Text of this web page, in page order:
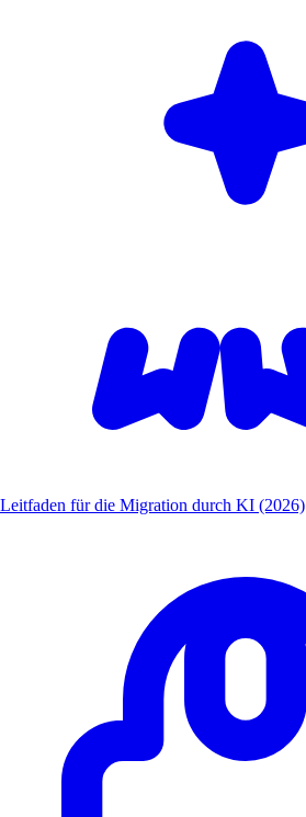
Leitfaden für die Migration durch KI (2026)